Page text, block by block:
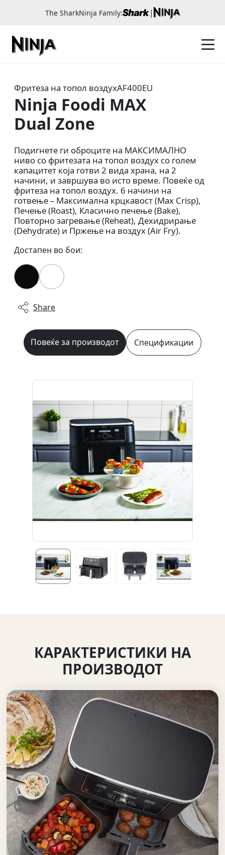
The SharkNinja Family: |
Фритеза на топол воздухAF400EU
Ninja Foodi MAX
Dual Zone
Подигнете ги оброците на МАКСИМАЛНО
ниво со фритезата на топол воздух со голем
капацитет која готви 2 вида храна, на 2
начини, и завршува во исто време. Повеќе од
фритеза на топол воздух. 6 начини на
готвење – Максимална крцкавост (Max Crisp),
Печење (Roast), Класично печење (Bake),
Повторно загревање (Reheat), Дехидрирање
(Dehydrate) и Пржење на воздух (Air Fry).
Достапен во бои:
Share
Повеќе за производот Спецификации
КАРАКТЕРИСТИКИ НА
ПРОИЗВОДОТ